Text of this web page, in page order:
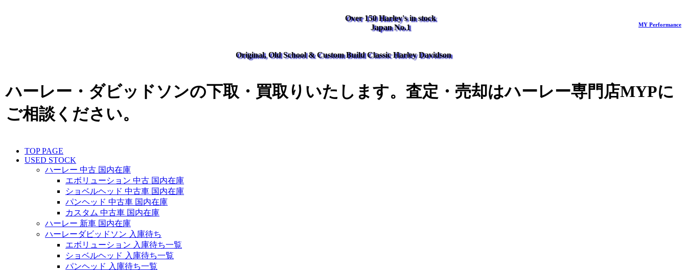
Over 150 Harley's in stock
Japan No.1
MY Performance
Original, Old School & Custom Build Classic Harley Davidson
ハーレー・ダビッドソンの下取・買取りいたします。査定・売却はハーレー専門店MYPに
ご相談ください。
TOP PAGE
USED STOCK
ハーレー 中古 国内在庫
エボリューション 中古 国内在庫
ショベルヘッド 中古車 国内在庫
パンヘッド 中古車 国内在庫
カスタム 中古車 国内在庫
ハーレー 新車 国内在庫
ハーレーダビッドソン 入庫待ち
エボリューション 入庫待ち一覧
ショベルヘッド 入庫待ち一覧
パンヘッド 入庫待ち一覧